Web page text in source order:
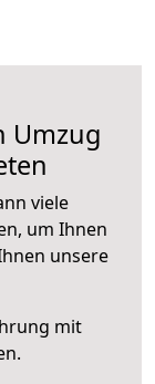
Umzug
viele
um Ihnen
unsere
mit
.